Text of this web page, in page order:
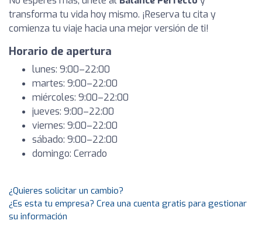
transforma tu vida hoy mismo. ¡Reserva tu cita y
comienza tu viaje hacia una mejor versión de ti!
Horario de apertura
lunes: 9:00–22:00
martes: 9:00–22:00
miércoles: 9:00–22:00
jueves: 9:00–22:00
viernes: 9:00–22:00
sábado: 9:00–22:00
domingo: Cerrado
¿Quieres solicitar un cambio?
¿Es esta tu empresa? Crea una cuenta gratis para gestionar
su información